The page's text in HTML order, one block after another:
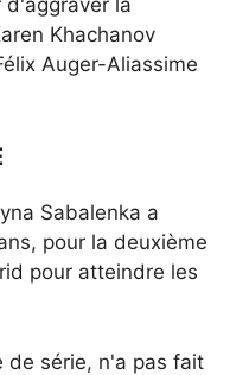
Khachanov
Auger-Aliassime
Sabalenka a
pour la deuxième
pour atteindre les
de série, n'a pas fait